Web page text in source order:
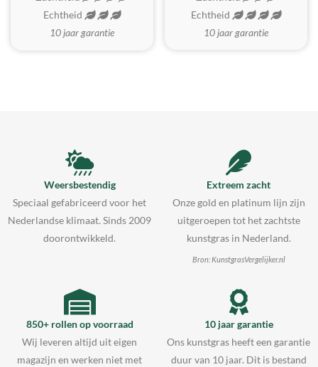
Echtheid
10 jaar garantie
Echtheid
10 jaar garantie
Weersbestendig
Speciaal gefabriceerd voor het
Nederlandse klimaat. Sinds 2009
doorontwikkeld.
Extreem zacht
Onze gold en platinum lijn zijn
uitgeroepen tot het zachtste
kunstgras in Nederland.
Bron: KunstgrasVergelijker.nl
850+ rollen op voorraad
Wij leveren altijd uit eigen
magazijn en werken niet met
10 jaar garantie
Ons kunstgras heeft een garantie
duur van 10 jaar. Dit is bestand